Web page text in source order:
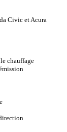
Civic et Acura
chauffage